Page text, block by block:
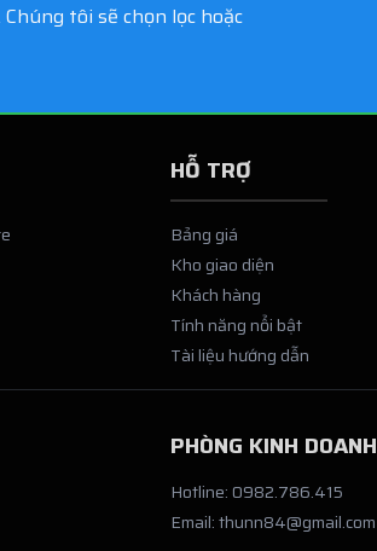
tôi sẽ chọn lọc hoặc
HỖ TRỢ
Bảng giá
Kho giao diện
Khách hàng
Tính năng nổi bật
Tài liệu hướng dẫn
PHÒNG KINH DOANH
Hotline: 0982.786.415
Email: thunn84@gmail.com